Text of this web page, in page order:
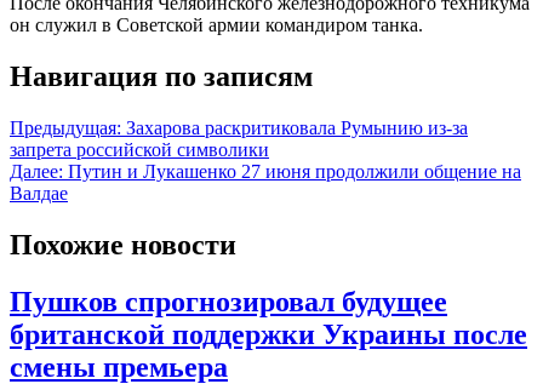
он служил в Советской армии командиром танка.
Навигация по записям
Предыдущая: Захарова раскритиковала Румынию из-за
запрета российской символики
Далее: Путин и Лукашенко 27 июня продолжили общение на
Валдае
Похожие новости
Пушков спрогнозировал будущее
британской поддержки Украины после
смены премьера